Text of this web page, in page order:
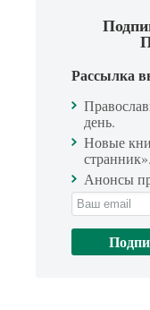
Рассылка
день.
Новые
странник».
Анонсы